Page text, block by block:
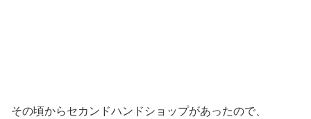
その頃からセカンドハンドショップがあったので、